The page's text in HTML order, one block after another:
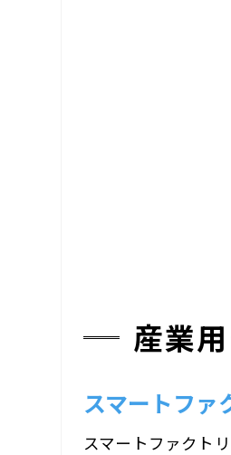
産業
スマートファ
スマートファクト